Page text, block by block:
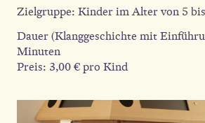
Zielgruppe: Kinder im Alter von 5
Dauer (Klanggeschichte mit
Minuten
Preis: 3,00 € pro Kind